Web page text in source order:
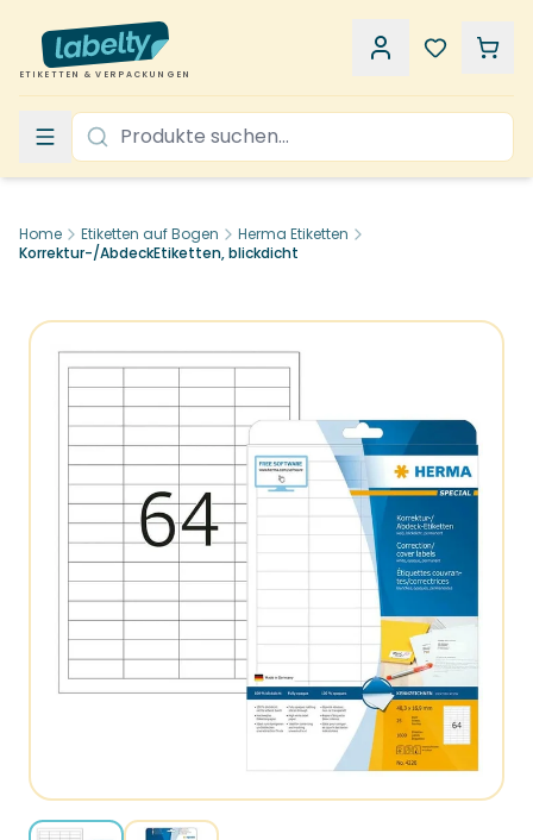
ETIKETTEN & VERPACKUNGEN
Home Etiketten auf Bogen
Herma Etiketten
Korrektur-/AbdeckEtiketten, blickdicht